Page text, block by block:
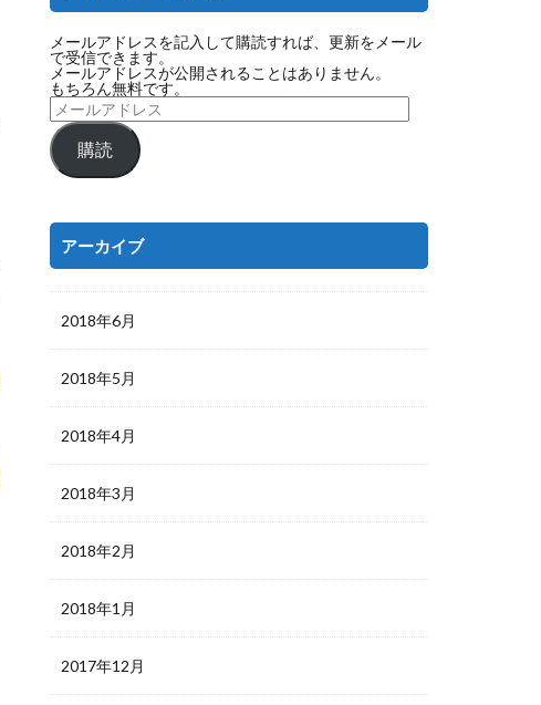
メールアドレスを記入して購読すれば、更新をメール
で受信できます。
メールアドレスが公開されることはありません。
もちろん無料です。
購読
アーカイブ
2018年6月
2018年5月
2018年4月
2018年3月
2018年2月
2018年1月
2017年12月